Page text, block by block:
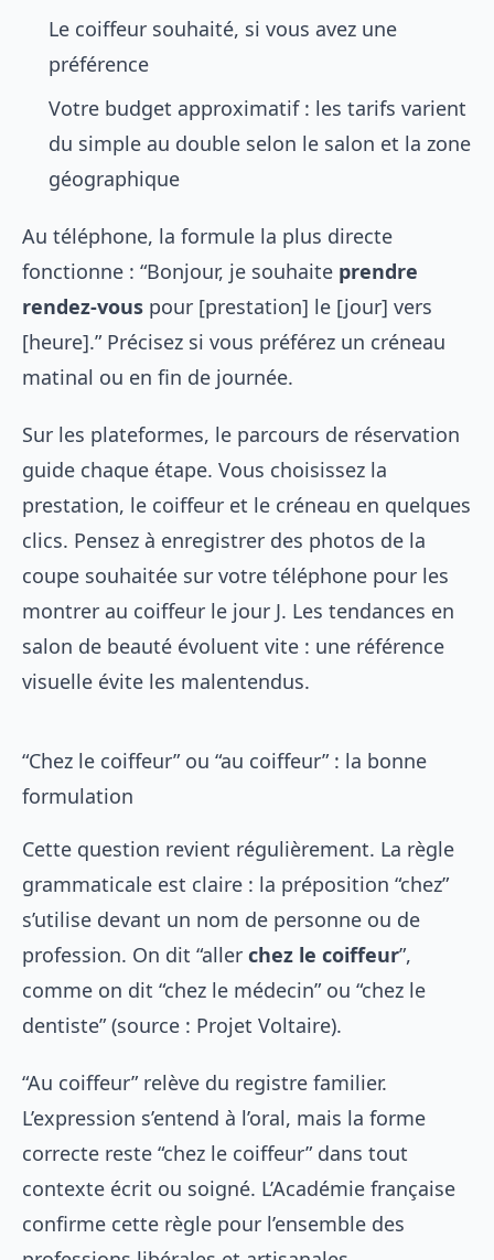
Le coiffeur souhaité, si vous avez une
préférence
Votre budget approximatif : les tarifs varient
du simple au double selon le salon et la zone
géographique
Au téléphone, la formule la plus directe
fonctionne : “Bonjour, je souhaite prendre
rendez-vous pour [prestation] le [jour] vers
[heure].” Précisez si vous préférez un créneau
matinal ou en fin de journée.
Sur les plateformes, le parcours de réservation
guide chaque étape. Vous choisissez la
prestation, le coiffeur et le créneau en quelques
clics. Pensez à enregistrer des photos de la
coupe souhaitée sur votre téléphone pour les
montrer au coiffeur le jour J. Les tendances en
salon de beauté évoluent vite : une référence
visuelle évite les malentendus.
“Chez le coiffeur” ou “au coiffeur” : la bonne
formulation
Cette question revient régulièrement. La règle
grammaticale est claire : la préposition “chez”
s’utilise devant un nom de personne ou de
profession. On dit “aller chez le coiffeur”,
comme on dit “chez le médecin” ou “chez le
dentiste” (source : Projet Voltaire).
“Au coiffeur” relève du registre familier.
L’expression s’entend à l’oral, mais la forme
correcte reste “chez le coiffeur” dans tout
contexte écrit ou soigné. L’Académie française
confirme cette règle pour l’ensemble des